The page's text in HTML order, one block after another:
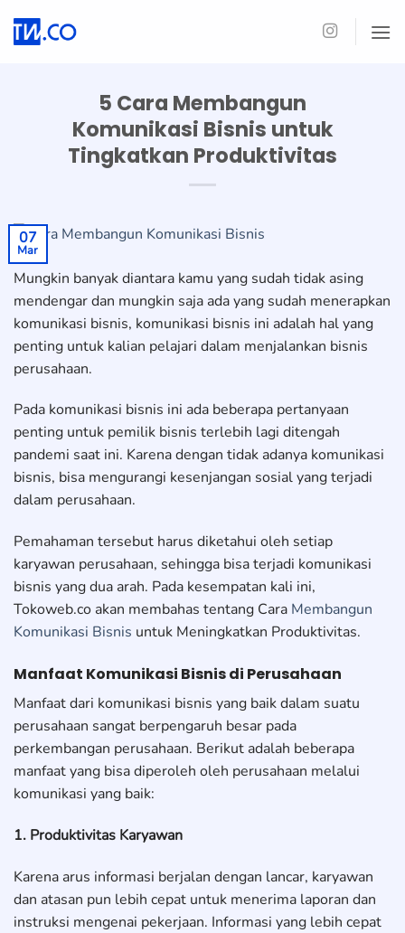
5 Cara Membangun
Komunikasi Bisnis untuk
Tingkatkan Produktivitas
07
Mar
Mungkin banyak diantara kamu yang sudah tidak asing
mendengar dan mungkin saja ada yang sudah menerapkan
komunikasi bisnis, komunikasi bisnis ini adalah hal yang
penting untuk kalian pelajari dalam menjalankan bisnis
perusahaan.
Pada komunikasi bisnis ini ada beberapa pertanyaan
penting untuk pemilik bisnis terlebih lagi ditengah
pandemi saat ini. Karena dengan tidak adanya komunikasi
bisnis, bisa mengurangi kesenjangan sosial yang terjadi
dalam perusahaan.
Pemahaman tersebut harus diketahui oleh setiap
karyawan perusahaan, sehingga bisa terjadi komunikasi
bisnis yang dua arah. Pada kesempatan kali ini,
Tokoweb.co akan membahas tentang Cara Membangun
Komunikasi Bisnis untuk Meningkatkan Produktivitas.
Manfaat Komunikasi Bisnis di Perusahaan
Manfaat dari komunikasi bisnis yang baik dalam suatu
perusahaan sangat berpengaruh besar pada
perkembangan perusahaan. Berikut adalah beberapa
manfaat yang bisa diperoleh oleh perusahaan melalui
komunikasi yang baik:
1. Produktivitas Karyawan
Karena arus informasi berjalan dengan lancar, karyawan
dan atasan pun lebih cepat untuk menerima laporan dan
instruksi mengenai pekerjaan. Informasi yang lebih cepat